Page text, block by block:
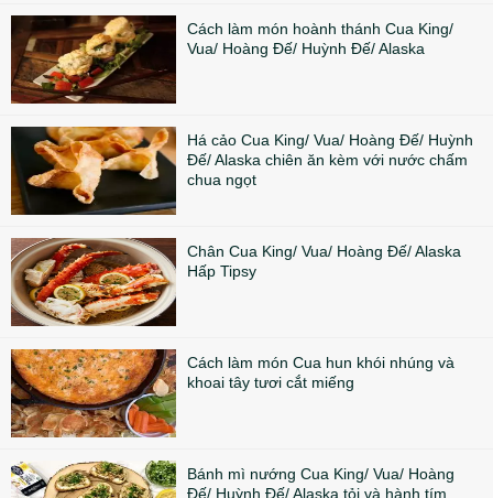
Cách làm món hoành thánh Cua King/
Vua/ Hoàng Đế/ Huỳnh Đế/ Alaska
Há cảo Cua King/ Vua/ Hoàng Đế/ Huỳnh
Đế/ Alaska chiên ăn kèm với nước chấm
chua ngọt
Chân Cua King/ Vua/ Hoàng Đế/ Alaska
Hấp Tipsy
Cách làm món Cua hun khói nhúng và
khoai tây tươi cắt miếng
Bánh mì nướng Cua King/ Vua/ Hoàng
Đế/ Huỳnh Đế/ Alaska tỏi và hành tím